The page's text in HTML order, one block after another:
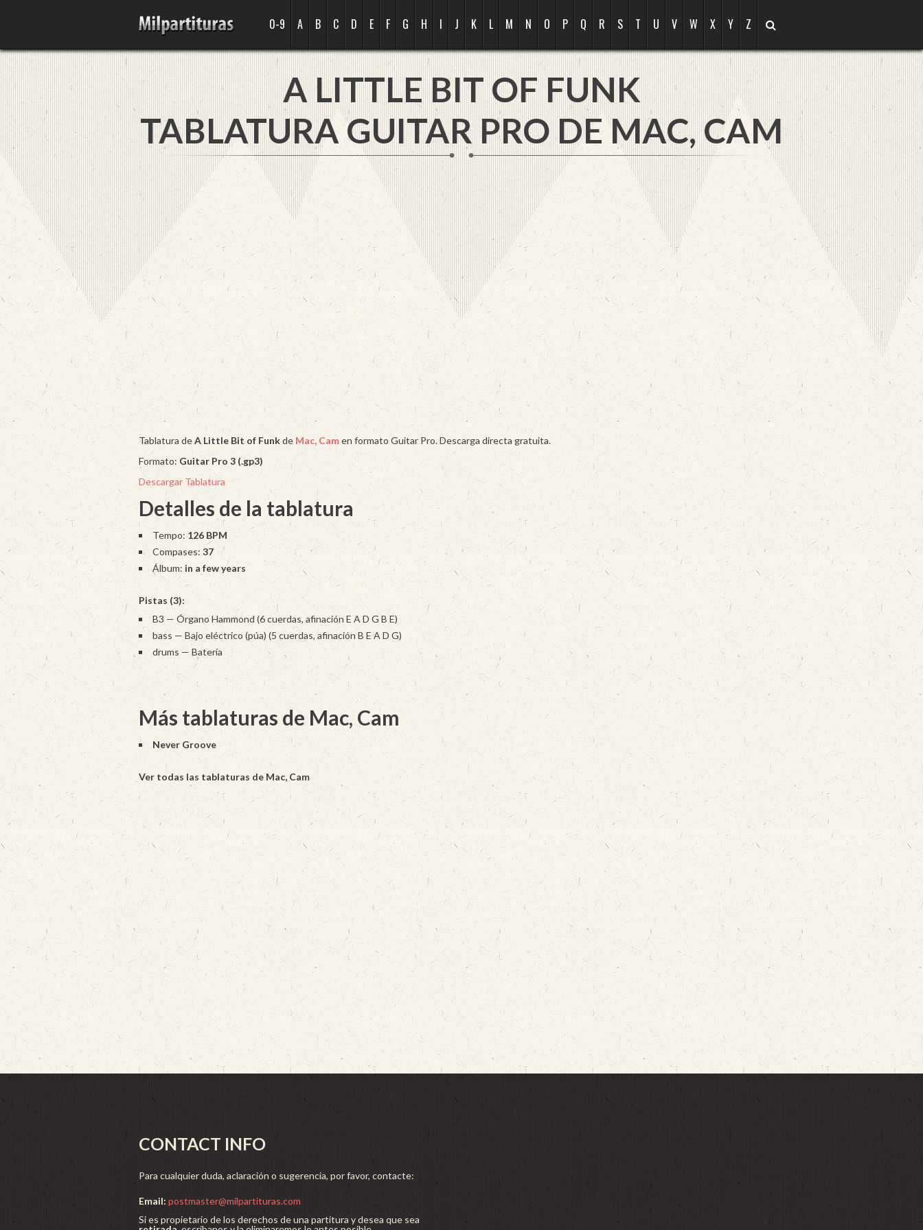
0-9 A B C D E F G H I J K L M N O P Q R S T U V W X Y Z
A LITTLE BIT OF FUNK
TABLATURA GUITAR PRO DEMAC, CAM
Tablatura deA Little Bit of Funkde Mac, Camen formato Guitar Pro. Descarga directa gratuita.
Formato: Guitar Pro 3 (.gp3)
Descargar Tablatura
Detalles de la tablatura
Tempo:126 BPM
Compases: 37
Álbum: in a few years
Pistas (3):
B3 — Órgano Hammond (6 cuerdas, afinación E A D G B E)
bass — Bajo eléctrico (púa) (5 cuerdas, afinación B E A D G)
drums — Batería
Más tablaturas de Mac, Cam
Never Groove
Ver todas las tablaturas de Mac, Cam
CONTACT INFO
Para cualquier duda, aclaración o sugerencia, por favor, contacte:
Email: postmaster@milpartituras.com
Si es propietario de los derechos de una partitura y desea que sea